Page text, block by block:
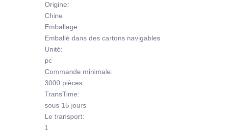
Origine:
Chine
Emballage:
Emballé dans des cartons navigables
Unité:
pc
Commande minimale:
3000 pièces
TransTime:
sous 15 jours
Le transport:
1